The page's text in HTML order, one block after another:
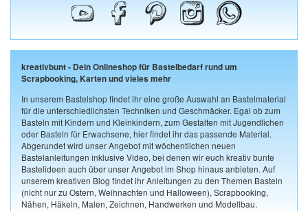
kreativbunt - Dein Onlineshop für Bastelbedarf rund um
Scrapbooking, Karten und vieles mehr
In unserem Bastelshop findet ihr eine große Auswahl an Bastelmaterial
für die unterschiedlichsten Techniken und Geschmäcker. Egal ob zum
Basteln mit Kindern und Kleinkindern, zum Gestalten mit Jugendlichen
oder Basteln für Erwachsene, hier findet ihr das passende Material.
Abgerundet wird unser Angebot mit wöchentlichen neuen
Bastelanleitungen inklusive Video, bei denen wir euch kreativ bunte
Bastelideen auch über unser Angebot im Shop hinaus anbieten. Auf
unserem kreativen Blog findet ihr Anleitungen zu den Themen Basteln
(nicht nur zu Ostern, Weihnachten und Halloween), Scrapbooking,
Nähen, Häkeln, Malen, Zeichnen, Handwerken und Modellbau.